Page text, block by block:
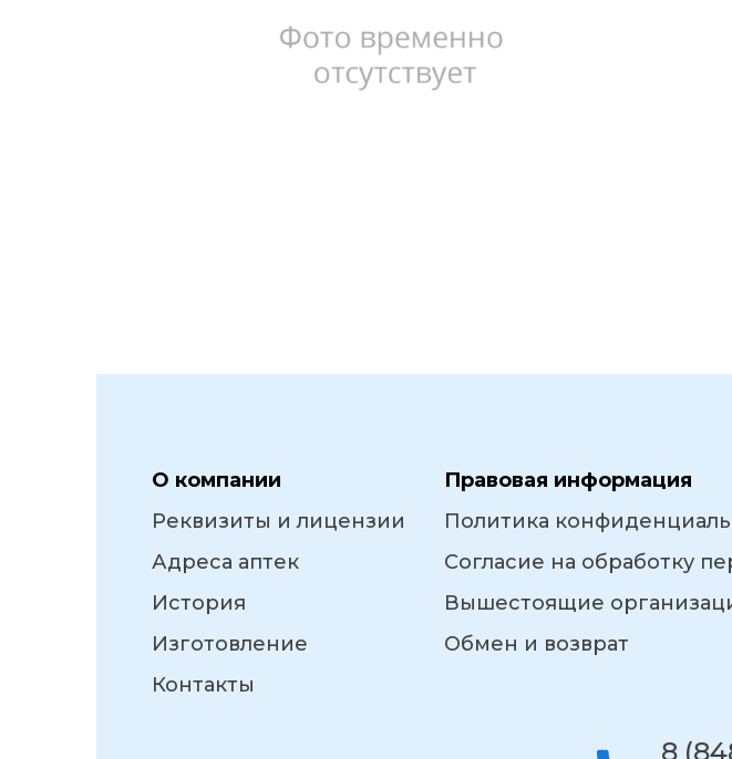
О компании
Реквизиты и лицензии
Адреса аптек
История
Изготовление
Контакты
Правовая информация
Политика
Согласие на обработку
Вышестоящие
Обмен и возврат
8